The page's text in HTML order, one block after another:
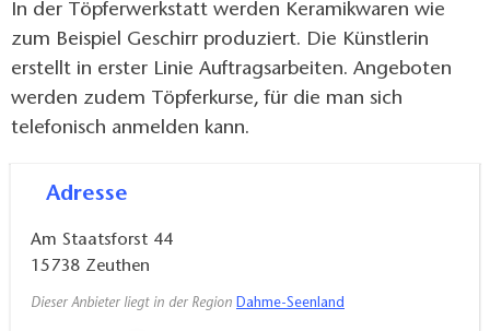
In der Töpferwerkstatt werden Keramikwaren wie
zum Beispiel Geschirr produziert. Die Künstlerin
erstellt in erster Linie Auftragsarbeiten. Angeboten
werden zudem Töpferkurse, für die man sich
telefonisch anmelden kann.
Adresse
Am Staatsforst 44
15738 Zeuthen
Dieser Anbieter liegt in der Region Dahme-Seenland